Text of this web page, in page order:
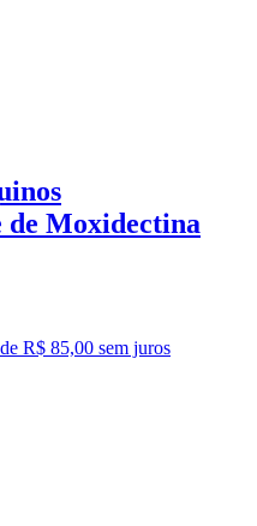
de Moxidectina
R$ 85,00 sem juros